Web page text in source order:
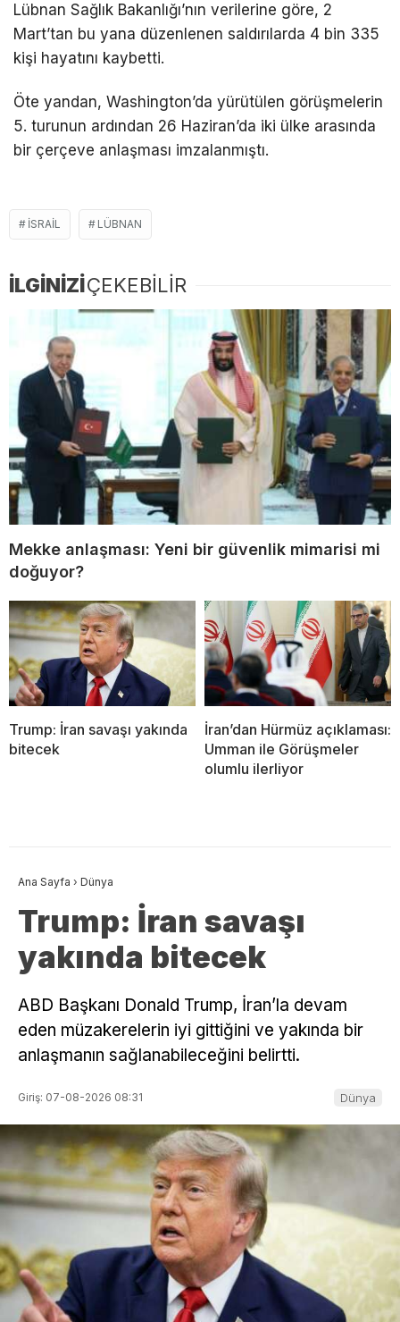
Lübnan Sağlık Bakanlığı’nın verilerine göre, 2
Mart’tan bu yana düzenlenen saldırılarda 4 bin 335
kişi hayatını kaybetti.
Öte yandan, Washington’da yürütülen görüşmelerin
5. turunun ardından 26 Haziran’da iki ülke arasında
bir çerçeve anlaşması imzalanmıştı.
ISRAIL LÜBNAN
İLGİNİZİÇEKEBİLİR
Mekke anlaşması: Yeni bir güvenlik mimarisi mi
doğuyor?
Trump: İran savaşı yakında
bitecek
İran’dan Hürmüz açıklaması:
Umman ile Görüşmeler
olumlu ilerliyor
Ana Sayfa › Dünya
Trump: İran savaşı
yakında bitecek
ABD Başkanı Donald Trump, İran’la devam
eden müzakerelerin iyi gittiğini ve yakında bir
anlaşmanın sağlanabileceğini belirtti.
Giriş: 07-08-2026 08:31 Dünya